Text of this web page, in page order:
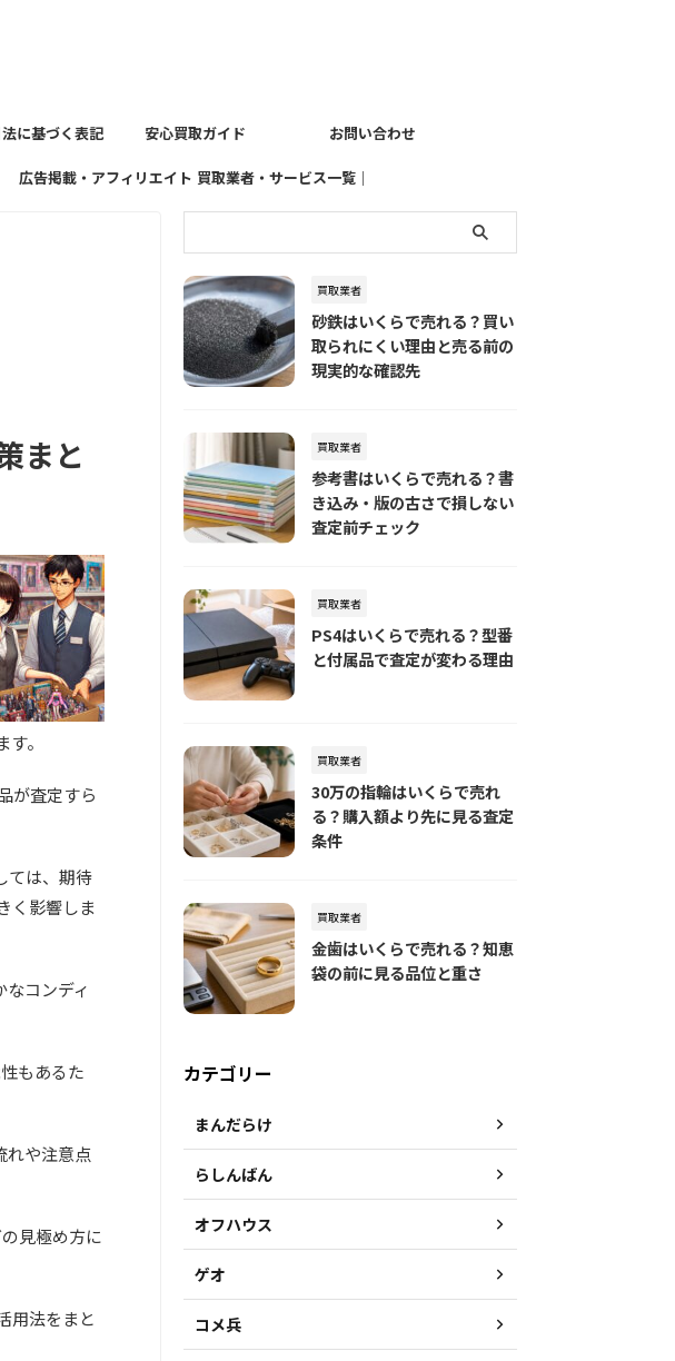
に基づく表記 安心買取ガイド お問い合わせ
広告掲載・アフィリエイト 買取業者・サービス一覧｜
まと
。
が査定すら
ては、期待
く影響しま
なコンディ
もあるた
れや注意点
見極め方に
用法をまと
買取業者
砂鉄はいくらで売れる？買い
取られにくい理由と売る前の
現実的な確認先
買取業者
参考書はいくらで売れる？書
き込み・版の古さで損しない
査定前チェック
買取業者
PS4はいくらで売れる？型番
と付属品で査定が変わる理由
買取業者
30万の指輪はいくらで売れ
る？購入額より先に見る査定
条件
買取業者
金歯はいくらで売れる？知恵
袋の前に見る品位と重さ
カテゴリー
まんだらけ
らしんばん
オフハウス
ゲオ
コメ兵